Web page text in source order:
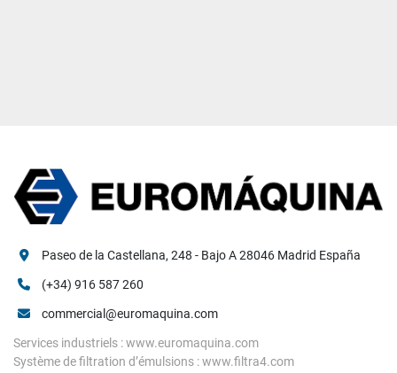
Paseo de la Castellana, 248 - Bajo A 28046 Madrid España
(+34) 916 587 260
commercial@euromaquina.com
Services industriels : www.euromaquina.com
Système de filtration d’émulsions : www.filtra4.com